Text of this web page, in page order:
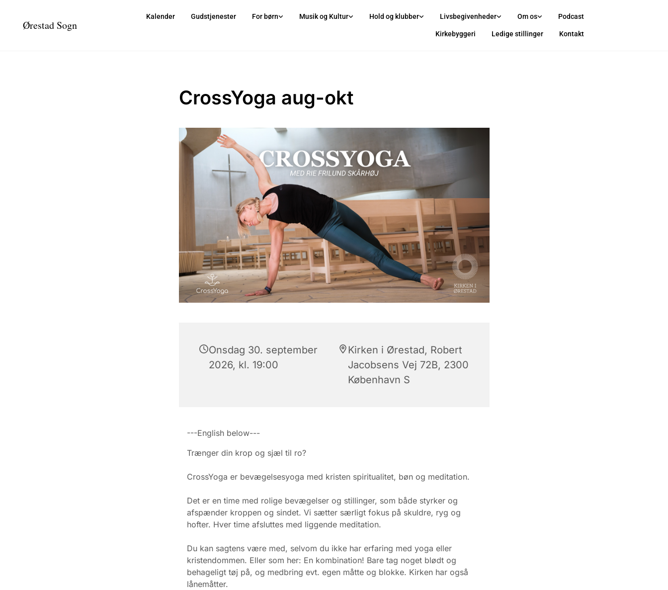
Ørestad Sogn
Kalender Gudstjenester For børn Musik og Kultur Hold og klubber Livsbegivenheder Om os Podcast
Kirkebyggeri Ledige stillinger Kontakt
CrossYoga aug-okt
Onsdag 30. september
2026, kl. 19:00
Kirken i Ørestad, Robert
Jacobsens Vej 72B, 2300
København S
---English below---
Trænger din krop og sjæl til ro?
CrossYoga er bevægelsesyoga med kristen spiritualitet, bøn og meditation.
Det er en time med rolige bevægelser og stillinger, som både styrker og
afspænder kroppen og sindet. Vi sætter særligt fokus på skuldre, ryg og
hofter. Hver time afsluttes med liggende meditation.
Du kan sagtens være med, selvom du ikke har erfaring med yoga eller
kristendommen. Eller som her: En kombination! Bare tag noget blødt og
behageligt tøj på, og medbring evt. egen måtte og blokke. Kirken har også
lånemåtter.